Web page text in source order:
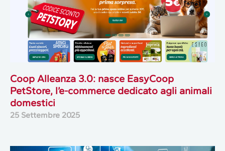
Coop Alleanza 3.0: nasce EasyCoop
PetStore, l’e-commerce dedicato agli animali
domestici
25 Settembre 2025